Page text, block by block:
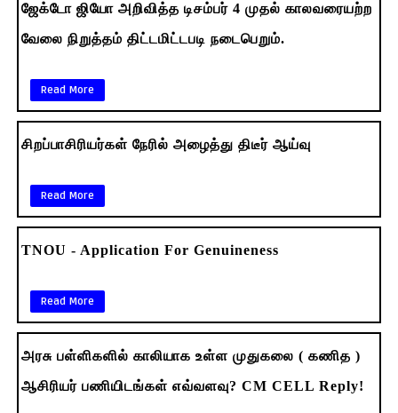
ஜேக்டோ ஜியோ அறிவித்த டிசம்பர் 4 முதல் காலவரையற்ற
வேலை நிறுத்தம் திட்டமிட்டபடி நடைபெறும்.
Read More
சிறப்பாசிரியர்கள் நேரில் அழைத்து திடீர் ஆய்வு
Read More
TNOU - Application For Genuineness
Read More
அரசு பள்ளிகளில் காலியாக உள்ள முதுகலை ( கணித )
ஆசிரியர் பணியிடங்கள் எவ்வளவு? CM CELL Reply!